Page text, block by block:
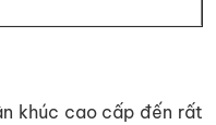
khúc cao cấp đến rất